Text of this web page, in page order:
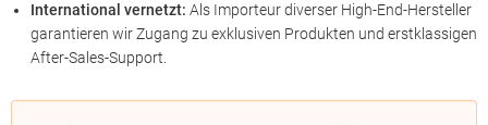
International vernetzt: Als Importeur diverser High-End-Hersteller
garantieren wir Zugang zu exklusiven Produkten und erstklassigen
After-Sales-Support.